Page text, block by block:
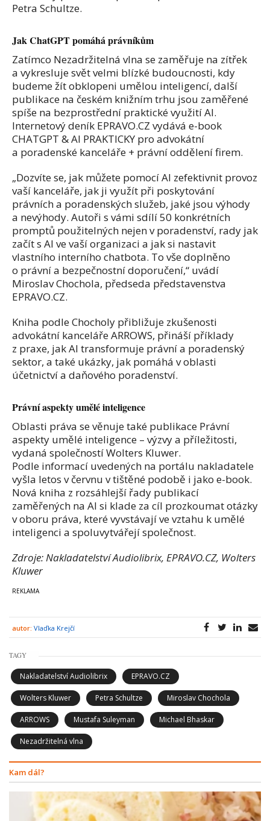
Petra Schultze.
Jak ChatGPT pomáhá právníkům
Zatímco Nezadržitelná vlna se zaměřuje na zítřek
a vykresluje svět velmi blízké budoucnosti, kdy
budeme žít obklopeni umělou inteligencí, další
publikace na českém knižním trhu jsou zaměřené
spíše na bezprostřední praktické využití AI.
Internetový deník EPRAVO.CZ vydává e-book
CHATGPT & AI PRAKTICKY pro advokátní
a poradenské kanceláře + právní oddělení firem.
„Dozvíte se, jak můžete pomocí AI zefektivnit provoz
vaší kanceláře, jak ji využít při poskytování
právních a poradenských služeb, jaké jsou výhody
a nevýhody. Autoři s vámi sdílí 50 konkrétních
promptů použitelných nejen v poradenství, rady jak
začít s AI ve vaší organizaci a jak si nastavit
vlastního interního chatbota. To vše doplněno
o právní a bezpečnostní doporučení,“ uvádí
Miroslav Chochola, předseda představenstva
EPRAVO.CZ.
Kniha podle Chocholy přibližuje zkušenosti
advokátní kanceláře ARROWS, přináší příklady
z praxe, jak AI transformuje právní a poradenský
sektor, a také ukázky, jak pomáhá v oblasti
účetnictví a daňového poradenství.
Právní aspekty umělé inteligence
Oblasti práva se věnuje také publikace Právní
aspekty umělé inteligence – výzvy a příležitosti,
vydaná společností Wolters Kluwer.
Podle informací uvedených na portálu nakladatele
vyšla letos v červnu v tištěné podobě i jako e-book.
Nová kniha z rozsáhlejší řady publikací
zaměřených na AI si klade za cíl prozkoumat otázky
v oboru práva, které vyvstávají ve vztahu k umělé
inteligenci a spoluvytvářejí společnost.
Zdroje: Nakladatelství Audiolibrix, EPRAVO.CZ, Wolters
Kluwer
autor: Vlaďka Krejčí
TAGY
Nakladatelství Audiolibrix EPRAVO.CZ
Wolters Kluwer Petra Schultze Miroslav Chochola
ARROWS Mustafa Suleyman Michael Bhaskar
Nezadržitelná vlna
Kam dál?